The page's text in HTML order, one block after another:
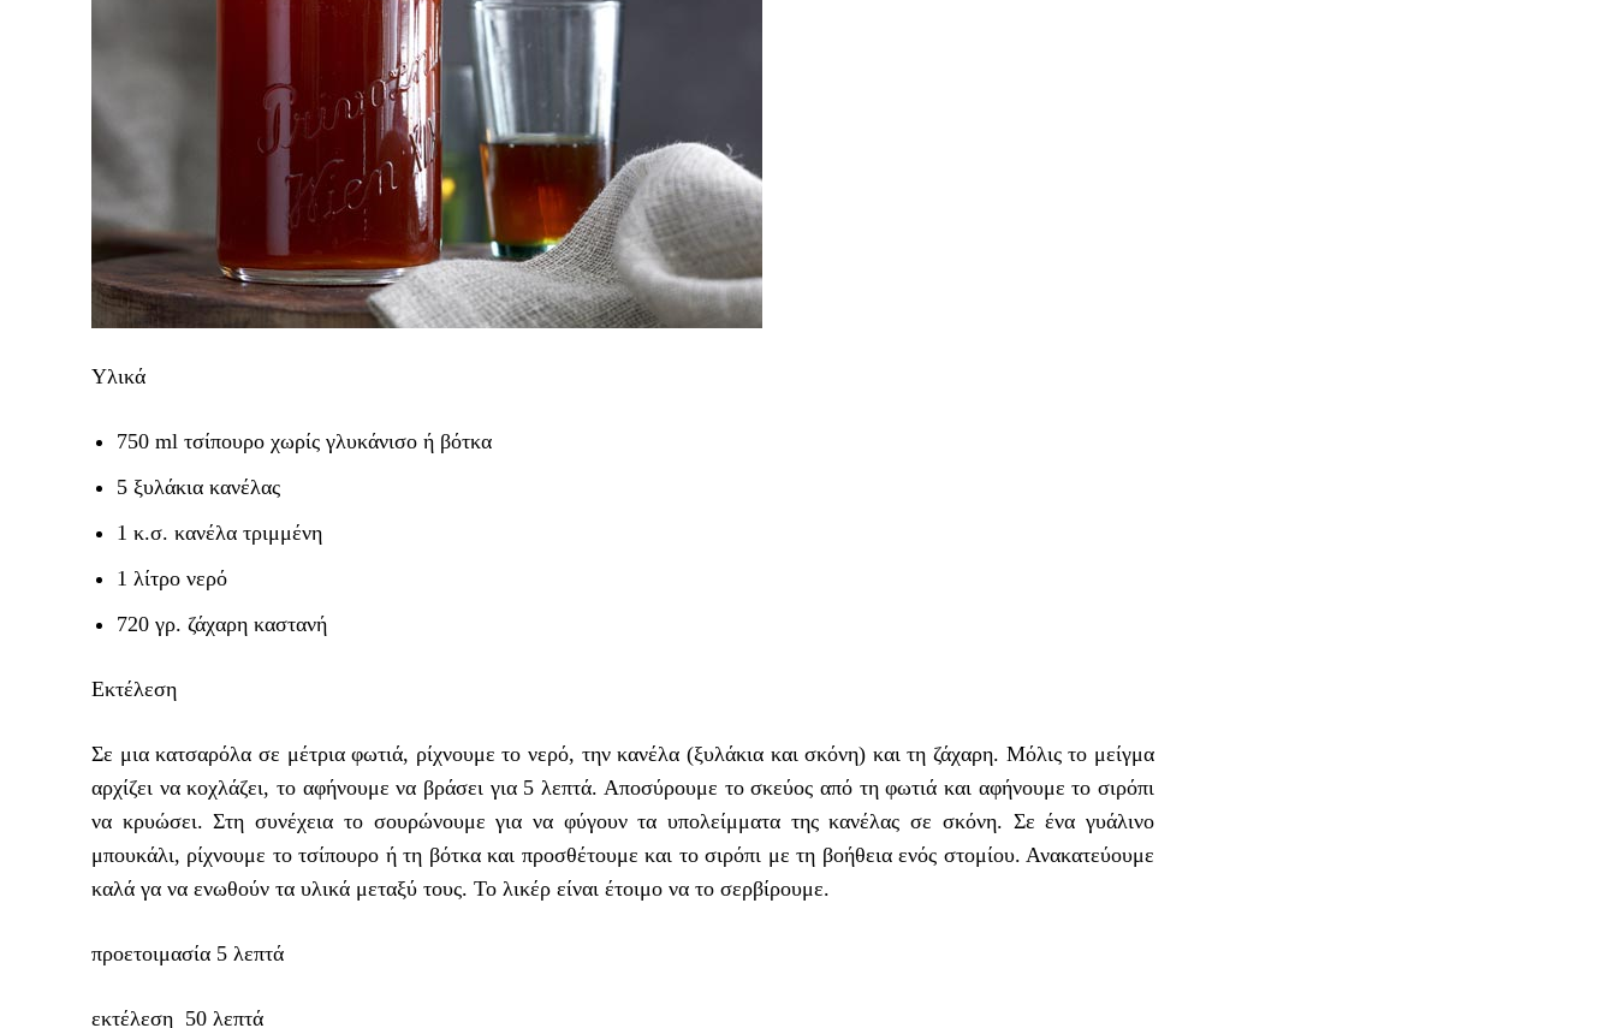
Υλικά
750 ml τσίπουρο χωρίς γλυκάνισο ή βότκα
5 ξυλάκια κανέλας
1 κ.σ. κανέλα τριμμένη
1 λίτρο νερό
720 γρ. ζάχαρη καστανή
Εκτέλεση
Σε μια κατσαρόλα σε μέτρια φωτιά, ρίχνουμε το νερό, την κανέλα (ξυλάκια και σκόνη) και τη ζάχαρη. Μόλις το μείγμα
αρχίζει να κοχλάζει, το αφήνουμε να βράσει για 5 λεπτά. Αποσύρουμε το σκεύος από τη φωτιά και αφήνουμε το σιρόπι
να κρυώσει. Στη συνέχεια το σουρώνουμε για να φύγουν τα υπολείμματα της κανέλας σε σκόνη. Σε ένα γυάλινο
μπουκάλι, ρίχνουμε το τσίπουρο ή τη βότκα και προσθέτουμε και το σιρόπι με τη βοήθεια ενός στομίου. Ανακατεύουμε
καλά γα να ενωθούν τα υλικά μεταξύ τους. Το λικέρ είναι έτοιμο να το σερβίρουμε.
προετοιμασία 5 λεπτά
εκτέλεση 50 λεπτά